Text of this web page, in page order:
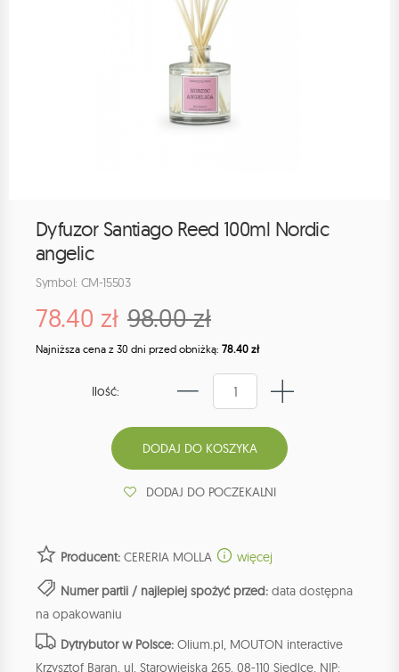
Dyfuzor Santiago Reed 100ml Nordic
angelic
Symbol: CM-15503
78.40 zł 98.00 zł
Najniższa cena z 30 dni przed obniżką: 78.40 zł
Ilość:
DODAJ DO POCZEKALNI
Producent: CERERIA MOLLA więcej
Numer partii / najlepiej spożyć przed: data dostępna
na opakowaniu
Dytrybutor w Polsce: Olium.pl, MOUTON interactive
Krzysztof Baran, ul. Starowiejska 265, 08-110 Siedlce, NIP: